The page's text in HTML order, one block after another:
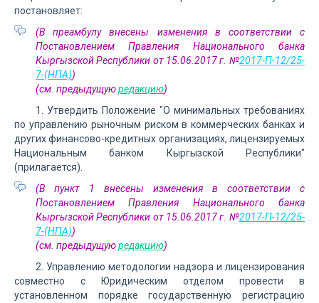
постановляет:
(В преамбулу внесены изменения в соответствии с
Постановлением Правления Национального банка
Кыргызской Республики от 15.06.2017 г. №2017-П-12/25-
7-(НПА))
(см. предыдущуюредакцию)
1. Утвердить Положение "О минимальных требованиях
по управлению рыночным риском в коммерческих банках и
других финансово-кредитных организациях, лицензируемых
Национальным банком Кыргызской Республики"
(прилагается).
(В пункт 1 внесены изменения в соответствии с
Постановлением Правления Национального банка
Кыргызской Республики от 15.06.2017 г. №2017-П-12/25-
7-(НПА))
(см. предыдущуюредакцию)
2. Управлению методологии надзора и лицензирования
совместно с Юридическим отделом провести в
установленном порядке государственную регистрацию